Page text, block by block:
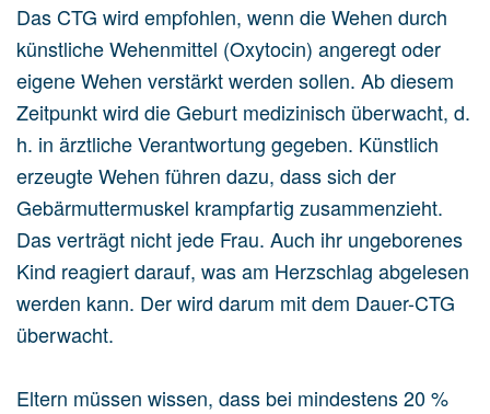
Das CTG wird empfohlen, wenn die Wehen durch
künstliche Wehenmittel (Oxytocin) angeregt oder
eigene Wehen verstärkt werden sollen. Ab diesem
Zeitpunkt wird die Geburt medizinisch überwacht, d.
h. in ärztliche Verantwortung gegeben. Künstlich
erzeugte Wehen führen dazu, dass sich der
Gebärmuttermuskel krampfartig zusammenzieht.
Das verträgt nicht jede Frau. Auch ihr ungeborenes
Kind reagiert darauf, was am Herzschlag abgelesen
werden kann. Der wird darum mit dem Dauer-CTG
überwacht.
Eltern müssen wissen, dass bei mindestens 20 %